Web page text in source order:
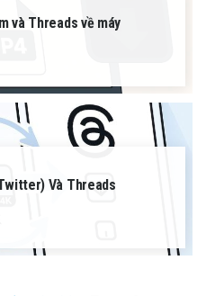
và Threads về máy
Và Threads